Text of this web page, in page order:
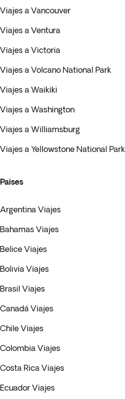
Viajes a Vancouver
Viajes a Ventura
Viajes a Victoria
Viajes a Volcano National Park
Viajes a Waikiki
Viajes a Washington
Viajes a Williamsburg
Viajes a Yellowstone National Park
Paises
Argentina Viajes
Bahamas Viajes
Belice Viajes
Bolivia Viajes
Brasil Viajes
Canadá Viajes
Chile Viajes
Colombia Viajes
Costa Rica Viajes
Ecuador Viajes